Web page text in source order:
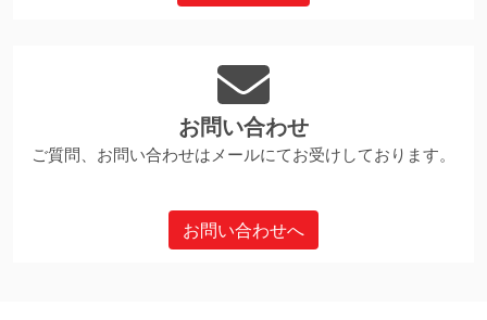
お問い合わせ
ご質問、お問い合わせはメールにてお受けしております。
お問い合わせへ